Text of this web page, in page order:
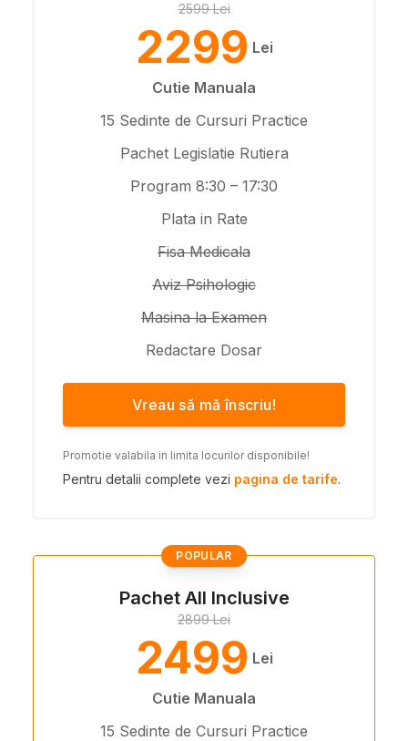
2599 Lei
2299 Lei
Cutie Manuala
15 Sedinte de Cursuri Practice
Pachet Legislatie Rutiera
Program 8:30 – 17:30
Plata in Rate
Fisa Medicala
Aviz Psihologic
Masina la Examen
Redactare Dosar
Vreau să mă înscriu!
Promotie valabila in limita locurilor disponibile!
Pentru detalii complete vezi pagina de tarife.
POPULAR
Pachet All Inclusive
2899 Lei
2499 Lei
Cutie Manuala
15 Sedinte de Cursuri Practice